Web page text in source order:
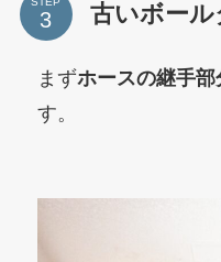
古いボール
まずホースの継手部
す。